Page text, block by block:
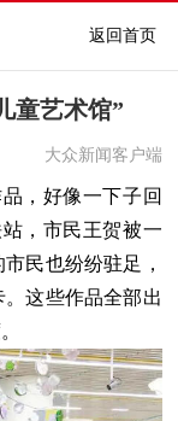
返回首页
童艺术馆”
大众新闻客户端
，好像一下子回
，市民王贺被一
民也纷纷驻足，
这些作品全部出